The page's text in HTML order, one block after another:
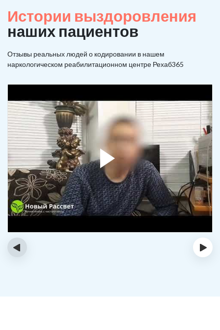
Истории выздоровления
наших пациентов
Отзывы реальных людей о кодировании в нашем
наркологическом реабилитационном центре Рехаб365
‹ ›